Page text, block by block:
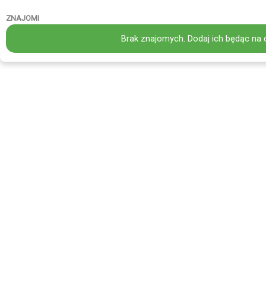
ZNAJOMI
Brak znajomych. Dodaj ich będąc na